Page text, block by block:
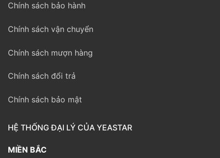
Chính sách bảo hành
Chính sách vận chuyển
Chính sách mượn hàng
Chính sách đổi trả
Chính sách bảo mật
HỆ THỐNG ĐẠI LÝ CỦA YEASTAR
MIỀN BẮC